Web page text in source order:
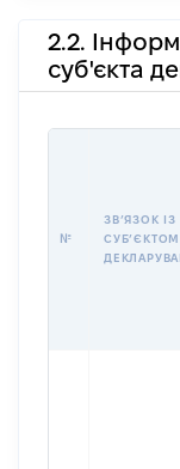
2.2.
суб'єкта
№
ЗВʼЯЗОК ІЗ
СУБʼЄКТОМ